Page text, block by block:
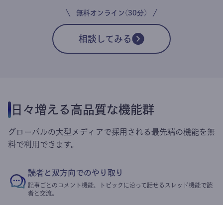
無料オンライン(30分)
相談してみる
日々増える高品質な機能群
グローバルの大型メディアで採用される最先端の機能を無
料で利用できます。
読者と双方向でのやり取り
記事ごとのコメント機能、トピックに沿って話せるスレッド機能で読
者と交流。